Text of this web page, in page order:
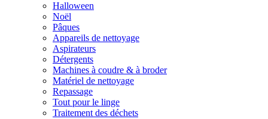
Halloween
Noël
Pâques
Appareils de nettoyage
Aspirateurs
Détergents
Machines à coudre & à broder
Matériel de nettoyage
Repassage
Tout pour le linge
Traitement des déchets